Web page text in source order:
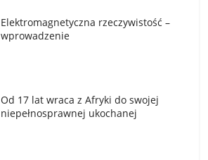
Elektromagnetyczna rzeczywistość –
wprowadzenie
Od 17 lat wraca z Afryki do swojej
niepełnosprawnej ukochanej